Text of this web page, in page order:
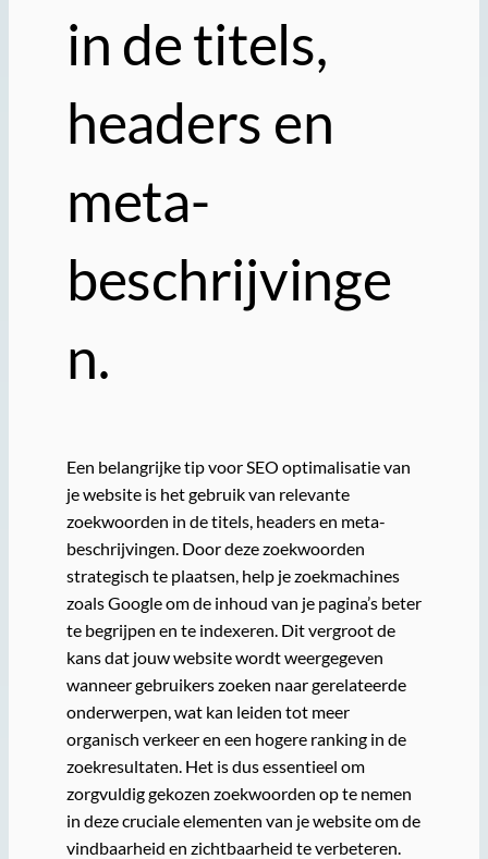
in de titels,
headers en
meta-
beschrijvinge
n.
Een belangrijke tip voor SEO optimalisatie van
je website is het gebruik van relevante
zoekwoorden in de titels, headers en meta-
beschrijvingen. Door deze zoekwoorden
strategisch te plaatsen, help je zoekmachines
zoals Google om de inhoud van je pagina’s beter
te begrijpen en te indexeren. Dit vergroot de
kans dat jouw website wordt weergegeven
wanneer gebruikers zoeken naar gerelateerde
onderwerpen, wat kan leiden tot meer
organisch verkeer en een hogere ranking in de
zoekresultaten. Het is dus essentieel om
zorgvuldig gekozen zoekwoorden op te nemen
in deze cruciale elementen van je website om de
vindbaarheid en zichtbaarheid te verbeteren.